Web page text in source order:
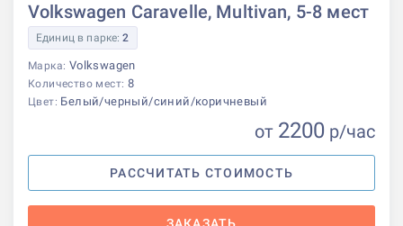
Volkswagen Caravelle, Multivan, 5-8 мест
Единиц в парке:2
Марка: Volkswagen
Количество мест: 8
Цвет: Белый/черный/синий/коричневый
от 2200 р/час
РАССЧИТАТЬ СТОИМОСТЬ